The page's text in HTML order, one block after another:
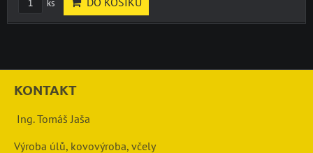
ks
KONTAKT
Ing. Tomáš Jaša
Výroba úlů, kovovýroba, včely